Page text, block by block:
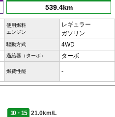
539.4km
使用燃料
エンジン
レギュラー
ガソリン
駆動方式 4WD
過給器（ターボ） ターボ
燃費性能 -
10・15 21.0km/L